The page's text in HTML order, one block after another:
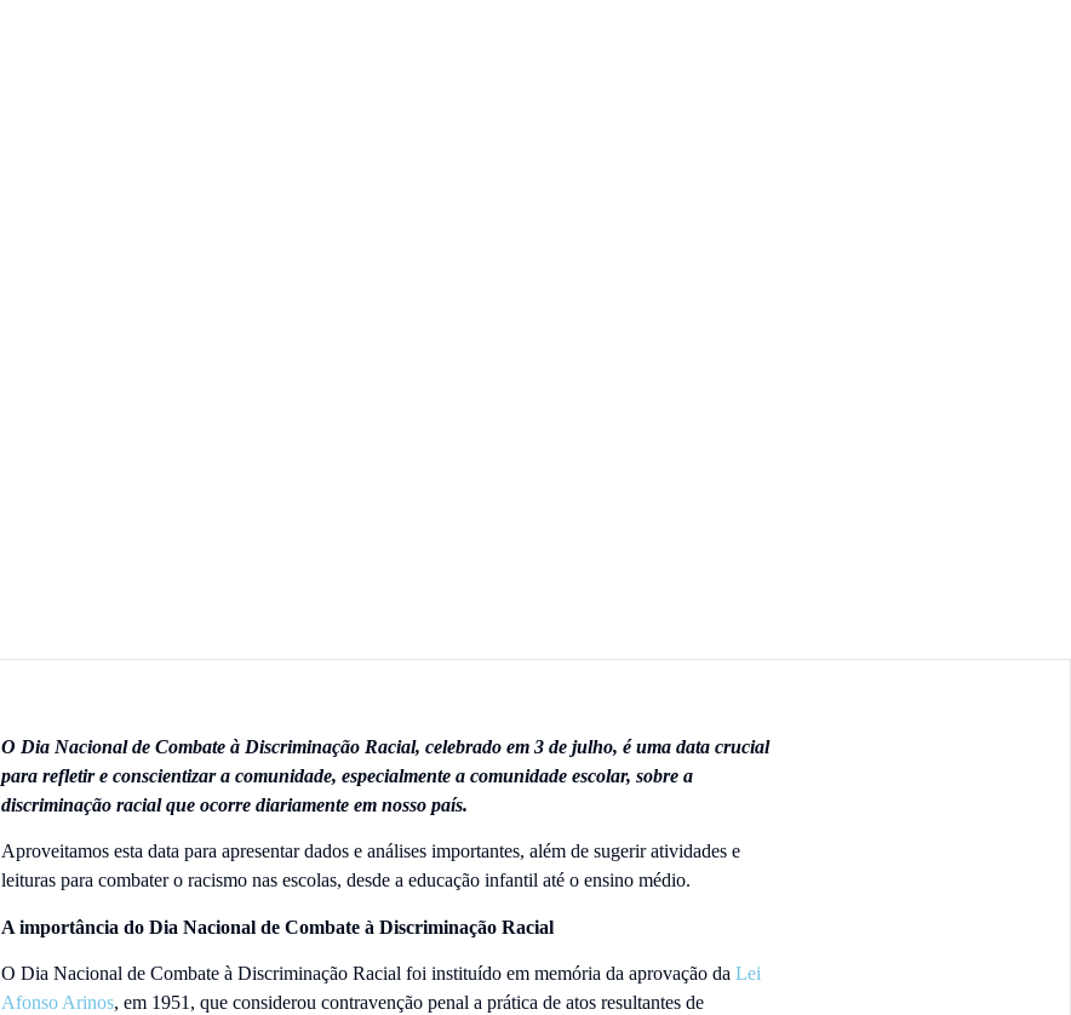
O Dia Nacional de Combate à Discriminação Racial, celebrado em 3 de julho, é uma data crucial
para refletir e conscientizar a comunidade, especialmente a comunidade escolar, sobre a
discriminação racial que ocorre diariamente em nosso país.
Aproveitamos esta data para apresentar dados e análises importantes, além de sugerir atividades e
leituras para combater o racismo nas escolas, desde a educação infantil até o ensino médio.
A importância do Dia Nacional de Combate à Discriminação Racial
O Dia Nacional de Combate à Discriminação Racial foi instituído em memória da aprovação da Lei
Afonso Arinos, em 1951, que considerou contravenção penal a prática de atos resultantes de